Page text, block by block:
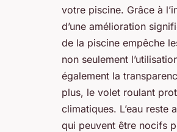
votre piscine. Grâce à
d’une amélioration
de la piscine empêche
non seulement
également la
plus, le volet roulant
climatiques. L’eau reste
qui peuvent être nocifs